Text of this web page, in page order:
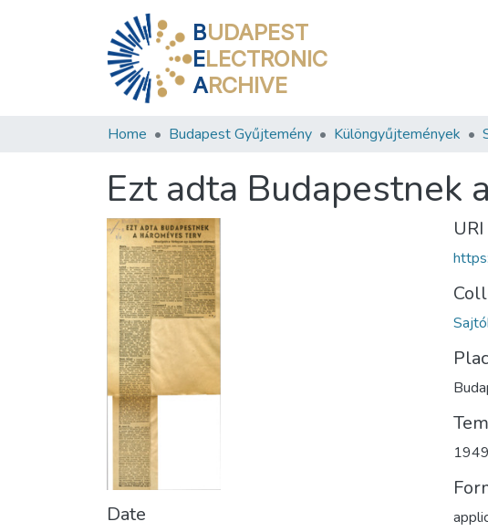
BUDAPEST
ELECTRONIC
ARCHIVE
Home Budapest Gyűjtemény Különgyűjtemények
Ezt adta Budapestnek
Date
URI
1949